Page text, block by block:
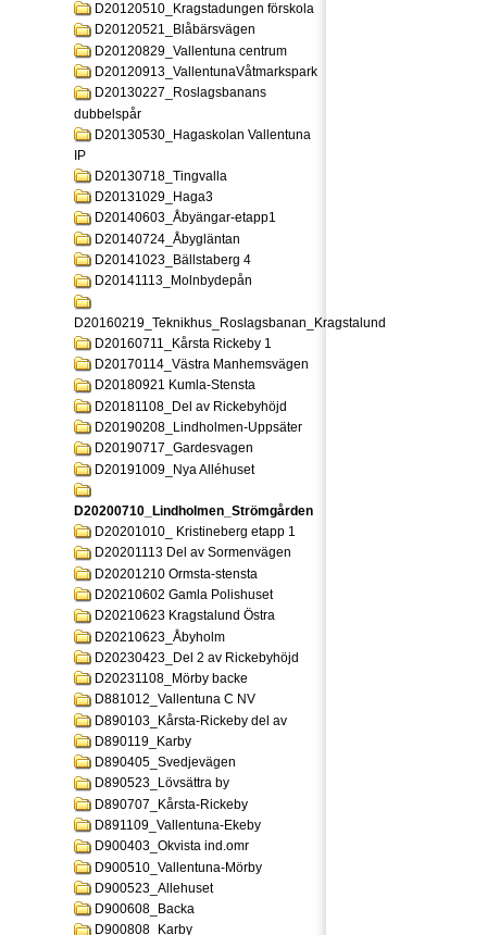
D20120510_Kragstadungen förskola
D20120521_Blåbärsvägen
D20120829_Vallentuna centrum
D20120913_VallentunaVåtmarkspark
D20130227_Roslagsbanans
dubbelspår
D20130530_Hagaskolan Vallentuna
IP
D20130718_Tingvalla
D20131029_Haga3
D20140603_Åbyängar-etapp1
D20140724_Åbygläntan
D20141023_Bällstaberg 4
D20141113_Molnbydepån
D20160219_Teknikhus_Roslagsbanan_Kragstalund
D20160711_Kårsta Rickeby 1
D20170114_Västra Manhemsvägen
D20180921 Kumla-Stensta
D20181108_Del av Rickebyhöjd
D20190208_Lindholmen-Uppsäter
D20190717_Gardesvagen
D20191009_Nya Alléhuset
D20200710_Lindholmen_Strömgården
D20201010_ Kristineberg etapp 1
D20201113 Del av Sormenvägen
D20201210 Ormsta-stensta
D20210602 Gamla Polishuset
D20210623 Kragstalund Östra
D20210623_Åbyholm
D20230423_Del 2 av Rickebyhöjd
D20231108_Mörby backe
D881012_Vallentuna C NV
D890103_Kårsta-Rickeby del av
D890119_Karby
D890405_Svedjevägen
D890523_Lövsättra by
D890707_Kårsta-Rickeby
D891109_Vallentuna-Ekeby
D900403_Okvista ind.omr
D900510_Vallentuna-Mörby
D900523_Allehuset
D900608_Backa
D900808_Karby